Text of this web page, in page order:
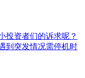
投资者们的诉求呢？
到突发情况需停机时